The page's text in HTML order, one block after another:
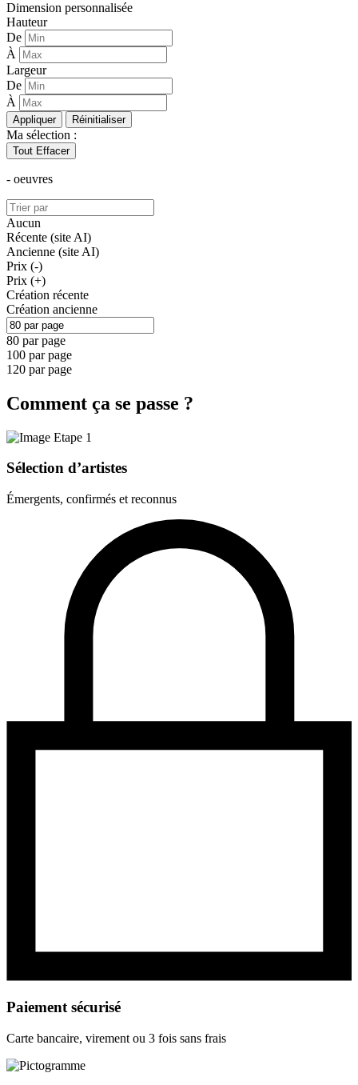
Dimension personnalisée
Hauteur
De
À
Largeur
De
À
Appliquer Réinitialiser
Ma sélection :
Tout Effacer
- oeuvres
Aucun
Récente (site AI)
Ancienne (site AI)
Prix (-)
Prix (+)
Création récente
Création ancienne
80 par page
100 par page
120 par page
Comment ça se passe ?
Sélection d’artistes
Émergents, confirmés et reconnus
Paiement sécurisé
Carte bancaire, virement ou 3 fois sans frais